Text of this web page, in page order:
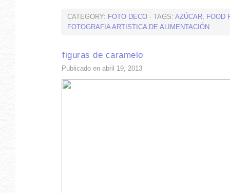
CATEGORY: FOTO DECO · TAGS: AZÚCAR, FOOD
FOTOGRAFIA ARTISTICA DE ALIMENTACIÓN
figuras de caramelo
Publicado en abril 19, 2013